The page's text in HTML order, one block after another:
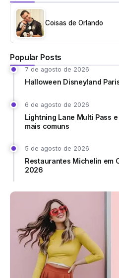
Coisas de Orlando
Popular Posts
7 de agosto de 2026
Halloween Disneyland
6 de agosto de 2026
Lightning Lane Multi Pass
mais comuns
5 de agosto de 2026
Restaurantes Michelin em
2026